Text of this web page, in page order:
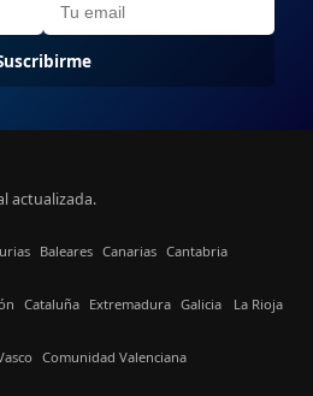
actualizada.
Baleares Canarias Cantabria
Cataluña Extremadura Galicia La Rioja
Comunidad Valenciana